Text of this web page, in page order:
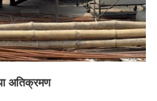
अतिक्रमण